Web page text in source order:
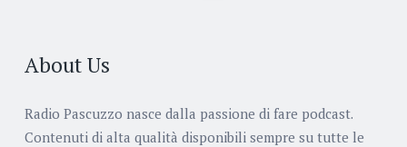
About Us
Radio Pascuzzo nasce dalla passione di fare podcast.
Contenuti di alta qualità disponibili sempre su tutte le